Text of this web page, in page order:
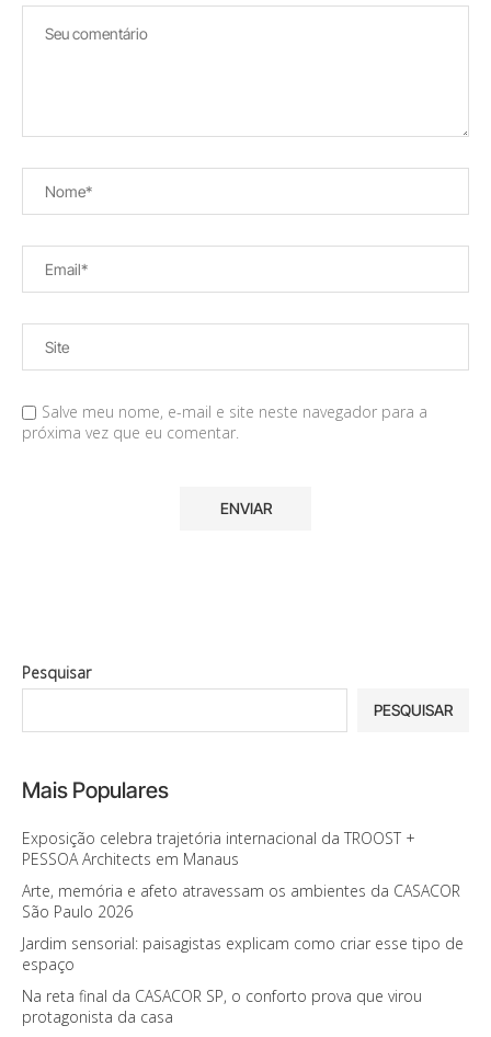
Salve meu nome, e-mail e site neste navegador para a
próxima vez que eu comentar.
Pesquisar
PESQUISAR
Mais Populares
Exposição celebra trajetória internacional da TROOST +
PESSOA Architects em Manaus
Arte, memória e afeto atravessam os ambientes da CASACOR
São Paulo 2026
Jardim sensorial: paisagistas explicam como criar esse tipo de
espaço
Na reta final da CASACOR SP, o conforto prova que virou
protagonista da casa